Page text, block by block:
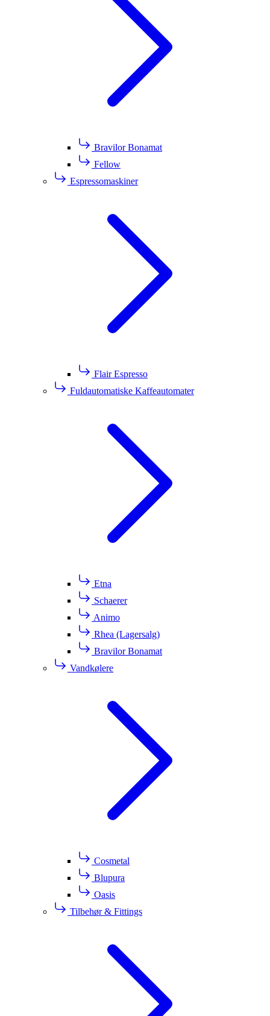
Bravilor Bonamat
Fellow
Espressomaskiner
Flair Espresso
Fuldautomatiske Kaffeautomater
Etna
Schaerer
Animo
Rhea (Lagersalg)
Bravilor Bonamat
Vandkølere
Cosmetal
Blupura
Oasis
Tilbehør & Fittings